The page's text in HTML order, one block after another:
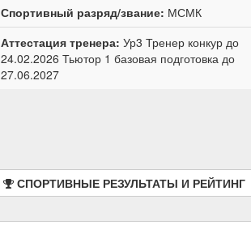
Спортивный разряд/звание: МСМК
Аттестация тренера: Ур3 Тренер конкур до
24.02.2026 Тьютор 1 базовая подготовка до
27.06.2027
СПОРТИВНЫЕ РЕЗУЛЬТАТЫ И РЕЙТИНГ